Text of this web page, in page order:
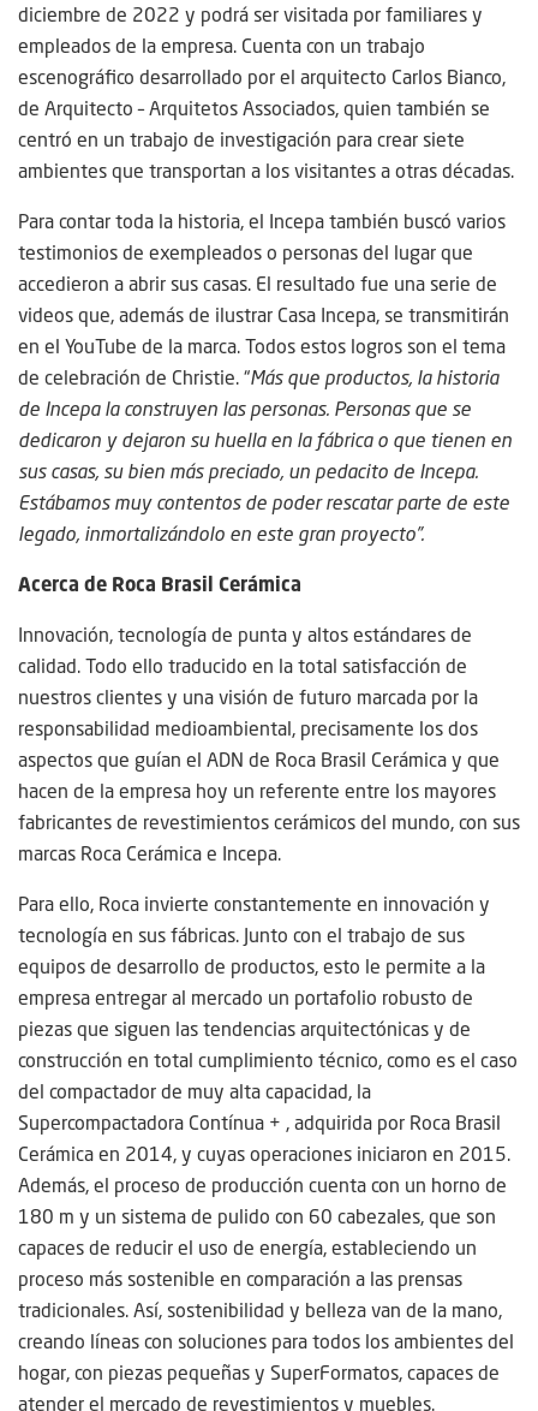
diciembre de 2022 y podrá ser visitada por familiares y
empleados de la empresa. Cuenta con un trabajo
escenográfico desarrollado por el arquitecto Carlos Bianco,
de Arquitecto – Arquitetos Associados, quien también se
centró en un trabajo de investigación para crear siete
ambientes que transportan a los visitantes a otras décadas.
Para contar toda la historia, el Incepa también buscó varios
testimonios de exempleados o personas del lugar que
accedieron a abrir sus casas. El resultado fue una serie de
videos que, además de ilustrar Casa Incepa, se transmitirán
en el YouTube de la marca. Todos estos logros son el tema
de celebración de Christie. “Más que productos, la historia
de Incepa la construyen las personas. Personas que se
dedicaron y dejaron su huella en la fábrica o que tienen en
sus casas, su bien más preciado, un pedacito de Incepa.
Estábamos muy contentos de poder rescatar parte de este
legado, inmortalizándolo en este gran proyecto”.
Acerca de Roca Brasil Cerámica
Innovación, tecnología de punta y altos estándares de
calidad. Todo ello traducido en la total satisfacción de
nuestros clientes y una visión de futuro marcada por la
responsabilidad medioambiental, precisamente los dos
aspectos que guían el ADN de Roca Brasil Cerámica y que
hacen de la empresa hoy un referente entre los mayores
fabricantes de revestimientos cerámicos del mundo, con sus
marcas Roca Cerámica e Incepa.
Para ello, Roca invierte constantemente en innovación y
tecnología en sus fábricas. Junto con el trabajo de sus
equipos de desarrollo de productos, esto le permite a la
empresa entregar al mercado un portafolio robusto de
piezas que siguen las tendencias arquitectónicas y de
construcción en total cumplimiento técnico, como es el caso
del compactador de muy alta capacidad, la
Supercompactadora Contínua + , adquirida por Roca Brasil
Cerámica en 2014, y cuyas operaciones iniciaron en 2015.
Además, el proceso de producción cuenta con un horno de
180 m y un sistema de pulido con 60 cabezales, que son
capaces de reducir el uso de energía, estableciendo un
proceso más sostenible en comparación a las prensas
tradicionales. Así, sostenibilidad y belleza van de la mano,
creando líneas con soluciones para todos los ambientes del
hogar, con piezas pequeñas y SuperFormatos, capaces de
atender el mercado de revestimientos y muebles.